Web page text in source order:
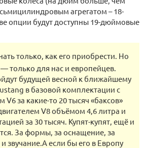
агрегатом – 18-
опции будут доступны 19-дюймовые
только, как его приобрести. Но
только для нас и европейцев.
будущей весной к ближайшему
в базовой комплектации с
за какие-то 20 тысяч «баксов»
V8 объёмом 4,6 литра и
за 30 тысяч. Купят-купят, ещё и
За формы, за оснащение, за
звучание.А если бы его в Европу